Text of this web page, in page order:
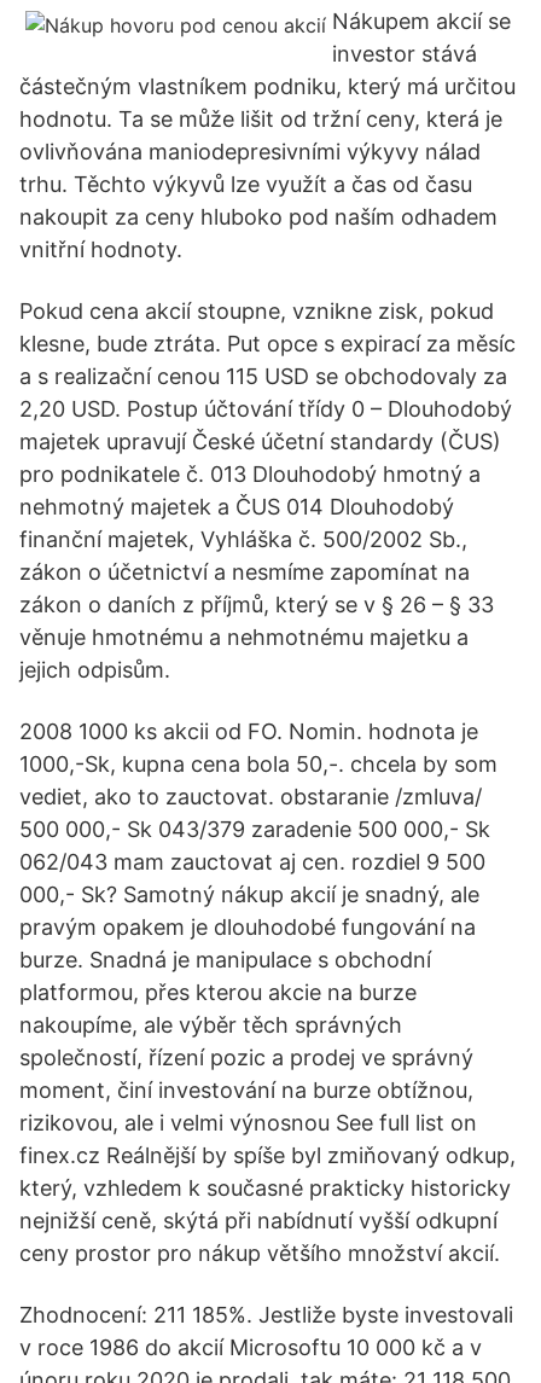
Nákupem akcií se
investor stává
částečným vlastníkem podniku, který má určitou
hodnotu. Ta se může lišit od tržní ceny, která je
ovlivňována maniodepresivními výkyvy nálad
trhu. Těchto výkyvů lze využít a čas od času
nakoupit za ceny hluboko pod naším odhadem
vnitřní hodnoty.
Pokud cena akcií stoupne, vznikne zisk, pokud
klesne, bude ztráta. Put opce s expirací za měsíc
a s realizační cenou 115 USD se obchodovaly za
2,20 USD. Postup účtování třídy 0 – Dlouhodobý
majetek upravují České účetní standardy (ČUS)
pro podnikatele č. 013 Dlouhodobý hmotný a
nehmotný majetek a ČUS 014 Dlouhodobý
finanční majetek, Vyhláška č. 500/2002 Sb.,
zákon o účetnictví a nesmíme zapomínat na
zákon o daních z příjmů, který se v § 26 – § 33
věnuje hmotnému a nehmotnému majetku a
jejich odpisům.
2008 1000 ks akcii od FO. Nomin. hodnota je
1000,-Sk, kupna cena bola 50,-. chcela by som
vediet, ako to zauctovat. obstaranie /zmluva/
500 000,- Sk 043/379 zaradenie 500 000,- Sk
062/043 mam zauctovat aj cen. rozdiel 9 500
000,- Sk? Samotný nákup akcií je snadný, ale
pravým opakem je dlouhodobé fungování na
burze. Snadná je manipulace s obchodní
platformou, přes kterou akcie na burze
nakoupíme, ale výběr těch správných
společností, řízení pozic a prodej ve správný
moment, činí investování na burze obtížnou,
rizikovou, ale i velmi výnosnou See full list on
finex.cz Reálnější by spíše byl zmiňovaný odkup,
který, vzhledem k současné prakticky historicky
nejnižší ceně, skýtá při nabídnutí vyšší odkupní
ceny prostor pro nákup většího množství akcií.
Zhodnocení: 211 185%. Jestliže byste investovali
v roce 1986 do akcií Microsoftu 10 000 kč a v